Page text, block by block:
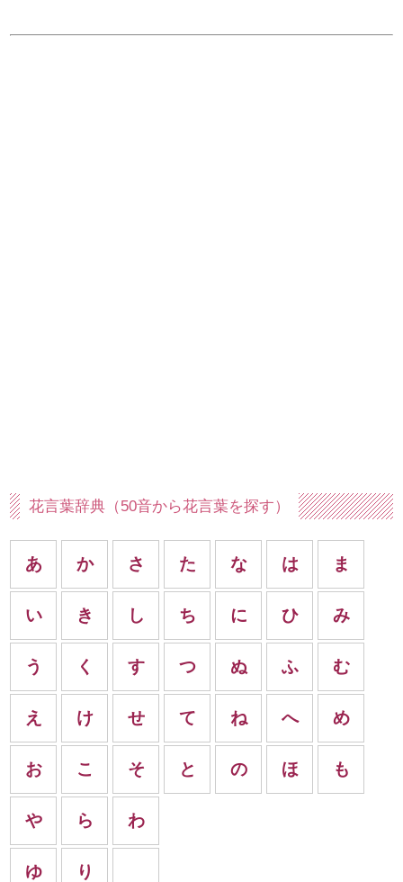
花言葉辞典（50音から花言葉を探す）
あ
い
う
え
お
か
き
く
け
こ
さ
し
す
せ
そ
た
ち
つ
て
と
な
に
ぬ
ね
の
は
ひ
ふ
へ
ほ
ま
み
む
め
も
や
ゆ
ら
り
わ